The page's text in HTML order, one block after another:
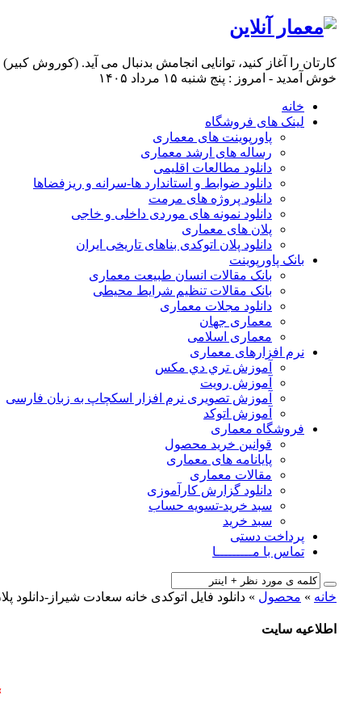
کارتان را آغاز کنید، توانایی انجامش بدنبال می آید. (کوروش کبیر)
خوش آمدید - امروز : پنج شنبه ۱۵ مرداد ۱۴۰۵
خانه
لینک های فروشگاه
پاورپوینت های معماری
رساله های ارشد معماری
دانلود مطالعات اقلیمی
دانلود ضوابط و استاندارد ها-سرانه و ریزفضاها
دانلود پروژه های مرمت
دانلود نمونه های موردی داخلی و خاجی
پلان های معماری
دانلود پلان اتوکدی بناهای تاریخی ایران
بانک پاورپوینت
بانک مقالات انسان طبیعت معماری
بانک مقالات تنظیم شرایط محیطی
دانلود مجلات معماری
معماری جهان
معماری اسلامی
نرم افزارهای معماری
آﻣﻮزش ﺗﺮي دي ﻣﮑﺲ
آموزش رویت
آموزش تصویری نرم افزار اسکچاپ به زبان فارسی
آموزش اتوکد
فروشگاه معماری
قوانین خرید محصول
پایانامه های معماری
مقالات معماری
دانلود گزارش کارآموزی
سبد خرید-تسویه حساب
سبد خرید
پرداخت دستی
تماس با مـــــــــا
خانه » محصول » دانلود فایل اتوکدی خانه سعادت شیراز-دانلود
اطلاعیه سایت